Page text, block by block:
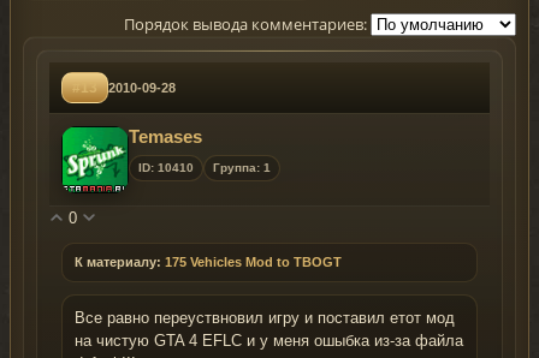
Порядок вывода комментариев:
#13 2010-09-28
Temases
ID: 10410 Группа: 1
0
К материалу: 175 Vehicles Mod to TBOGT
Все равно переуствновил игру и поставил етот мод
на чистую GTA 4 EFLC и у меня ошыбка из-за файла